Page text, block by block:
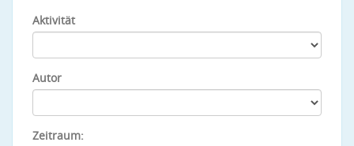
Aktivität
Autor
Zeitraum: